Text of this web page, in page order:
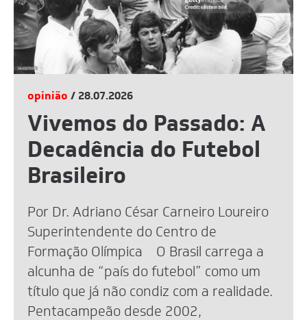
opinião / 28.07.2026
Vivemos do Passado: A
Decadência do Futebol
Brasileiro
Por Dr. Adriano César Carneiro Loureiro
Superintendente do Centro de
Formação Olímpica O Brasil carrega a
alcunha de “país do futebol” como um
título que já não condiz com a realidade.
Pentacampeão desde 2002,